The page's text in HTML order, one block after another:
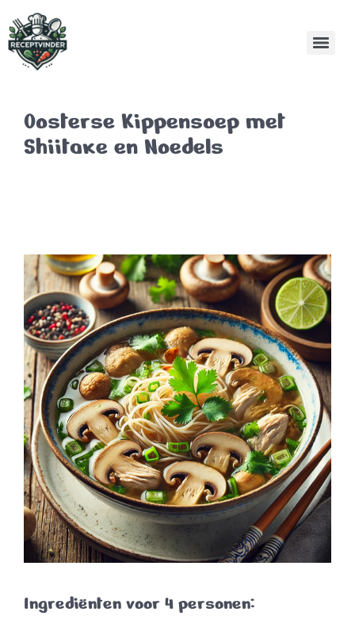
Oosterse Kippensoep met
Shiitake en Noedels
Ingrediënten voor 4 personen: